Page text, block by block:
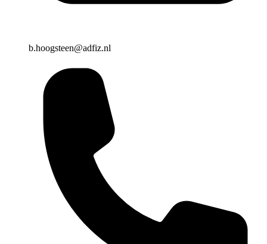
b.hoogsteen@adfiz.nl